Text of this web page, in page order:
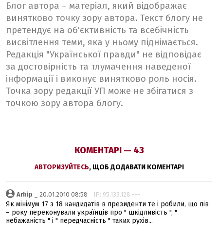
Блог автора – матеріал, який відображає
винятково точку зору автора. Текст блогу не
претендує на об'єктивність та всебічність
висвітлення теми, яка у ньому піднімається.
Редакція "Української правди" не відповідає
за достовірність та тлумачення наведеної
інформації і виконує винятково роль носія.
Точка зору редакції УП може не збігатися з
точкою зору автора блогу.
КОМЕНТАРІ — 43
АВТОРИЗУЙТЕСЬ, ЩОБ ДОДАВАТИ КОМЕНТАРІ
Arhip _ 20.01.2010 08:58 IP: 95.133.128.---
Як мінімум 17 з 18 кандидатів в президенти те і робили, що пів
– року переконували українців про " шкідливість ", "
небажаність " і " передчасність " таких рухів...